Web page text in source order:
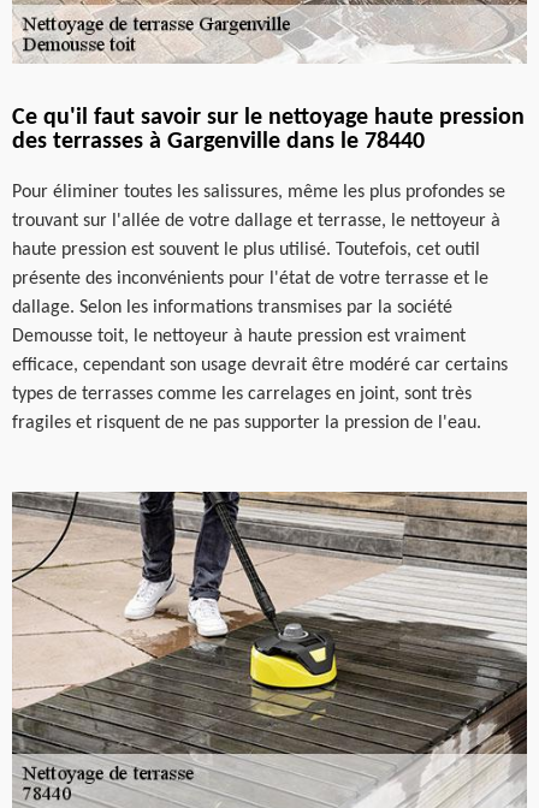
Ce qu'il faut savoir sur le nettoyage haute pression
des terrasses à Gargenville dans le 78440
Pour éliminer toutes les salissures, même les plus profondes se
trouvant sur l'allée de votre dallage et terrasse, le nettoyeur à
haute pression est souvent le plus utilisé. Toutefois, cet outil
présente des inconvénients pour l'état de votre terrasse et le
dallage. Selon les informations transmises par la société
Demousse toit, le nettoyeur à haute pression est vraiment
efficace, cependant son usage devrait être modéré car certains
types de terrasses comme les carrelages en joint, sont très
fragiles et risquent de ne pas supporter la pression de l'eau.